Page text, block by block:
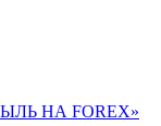
НА FOREX»